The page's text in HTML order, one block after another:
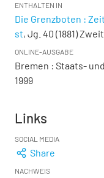
ENTHALTEN IN
Die Grenzboten :
st, Jg. 40 (1881)
ONLINE-AUSGABE
Bremen : Staats-
1999
Links
SOCIAL MEDIA
Share
NACHWEIS